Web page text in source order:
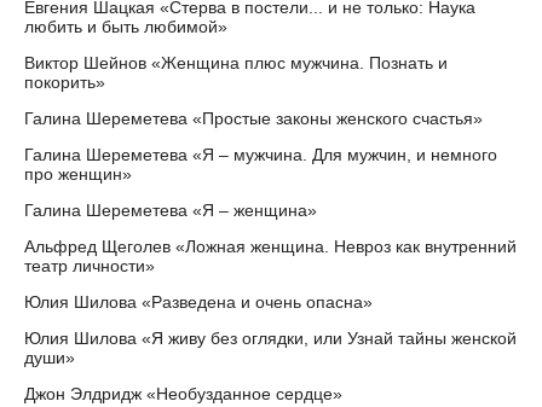
Евгения Шацкая «Стерва в постели... и не только: Наука
любить и быть любимой»
Виктор Шейнов «Женщина плюс мужчина. Познать и
покорить»
Галина Шереметева «Простые законы женского счастья»
Галина Шереметева «Я – мужчина. Для мужчин, и немного
про женщин»
Галина Шереметева «Я – женщина»
Альфред Щеголев «Ложная женщина. Невроз как внутренний
театр личности»
Юлия Шилова «Разведена и очень опасна»
Юлия Шилова «Я живу без оглядки, или Узнай тайны женской
души»
Джон Элдридж «Необузданное сердце»